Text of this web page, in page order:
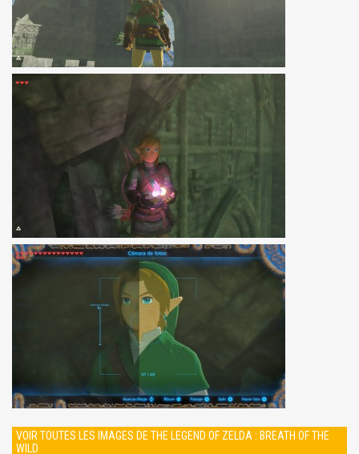
VOIR TOUTES LES IMAGES DE THE LEGEND OF ZELDA : BREATH OF THE
WILD